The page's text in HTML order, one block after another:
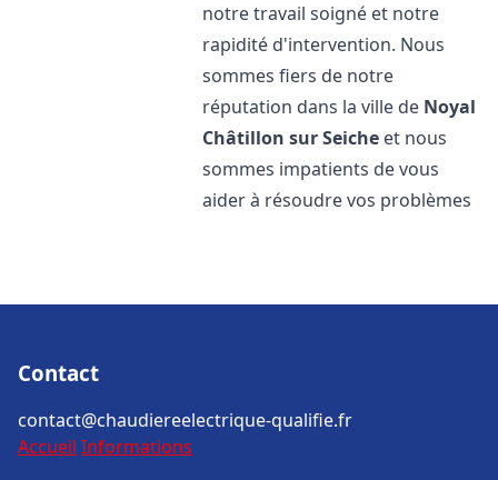
notre travail soigné et notre
rapidité d'intervention. Nous
sommes fiers de notre
réputation dans la ville de Noyal
Châtillon sur Seiche et nous
sommes impatients de vous
aider à résoudre vos problèmes
Contact
contact@chaudiereelectrique-qualifie.fr
Accueil Informations